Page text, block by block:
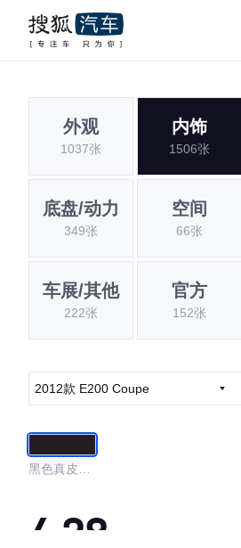
外观
1037张
内饰
1506张
底盘/动力
349张
空间
66张
车展/其他
222张
官方
152张
2012款 E200 Coupe
黑色真皮内
4.28